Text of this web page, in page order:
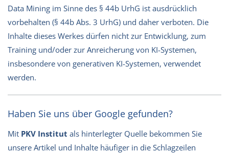
Data Mining im Sinne des § 44b UrhG ist ausdrücklich
vorbehalten (§ 44b Abs. 3 UrhG) und daher verboten. Die
Inhalte dieses Werkes dürfen nicht zur Entwicklung, zum
Training und/oder zur Anreicherung von KI-Systemen,
insbesondere von generativen KI-Systemen, verwendet
werden.
Haben Sie uns über Google gefunden?
Mit PKV Institut als hinterlegter Quelle bekommen Sie
unsere Artikel und Inhalte häufiger in die Schlagzeilen